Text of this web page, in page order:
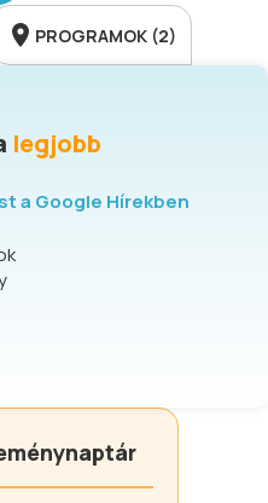
PROGRAMOK (2)
legjobb
a Google Hírekben